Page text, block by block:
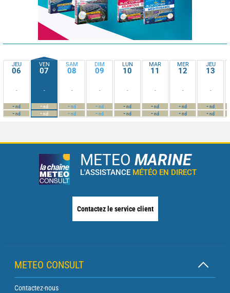
JEU
06
-
-nd
-nd
VEN
07
-
-nd
-nd
SAM
08
-
-nd
-nd
DIM
09
-
-nd
-nd
LUN
10
-
-nd
-nd
MAR
11
-
-nd
-nd
MER
12
-
-nd
-nd
JEU
13
-
-nd
-nd
METEO MARINE
L'ASSISTANCE MÉTÉO EN DIRECT
Contactez le service client
METEO CONSULT
Contactez-nous